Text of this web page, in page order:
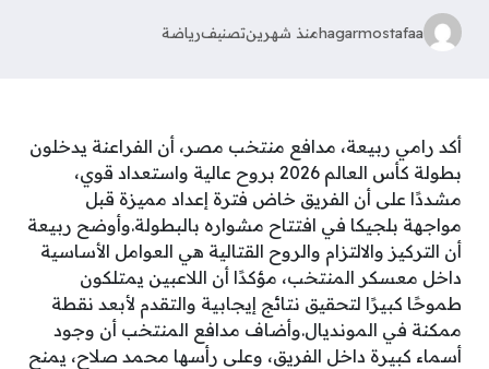
hagarmostafaaمنذ شهرينتصنيفرياضة
أكد رامي ربيعة، مدافع منتخب مصر، أن الفراعنة يدخلون
بطولة كأس العالم 2026 بروح عالية واستعداد قوي،
مشددًا على أن الفريق خاض فترة إعداد مميزة قبل
مواجهة بلجيكا في افتتاح مشواره بالبطولة.وأوضح ربيعة
أن التركيز والالتزام والروح القتالية هي العوامل الأساسية
داخل معسكر المنتخب، مؤكدًا أن اللاعبين يمتلكون
طموحًا كبيرًا لتحقيق نتائج إيجابية والتقدم لأبعد نقطة
ممكنة في المونديال.وأضاف مدافع المنتخب أن وجود
أسماء كبيرة داخل الفريق، وعلى رأسها محمد صلاح، يمنح